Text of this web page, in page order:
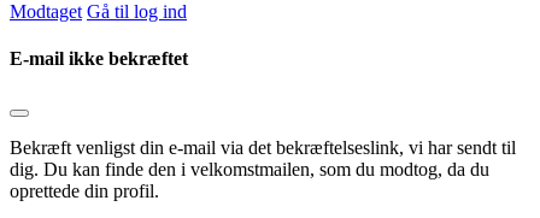
Modtaget Gå til log ind
E-mail ikke bekræftet
Bekræft venligst din e-mail via det bekræftelseslink, vi har sendt til
dig. Du kan finde den i velkomstmailen, som du modtog, da du
oprettede din profil.